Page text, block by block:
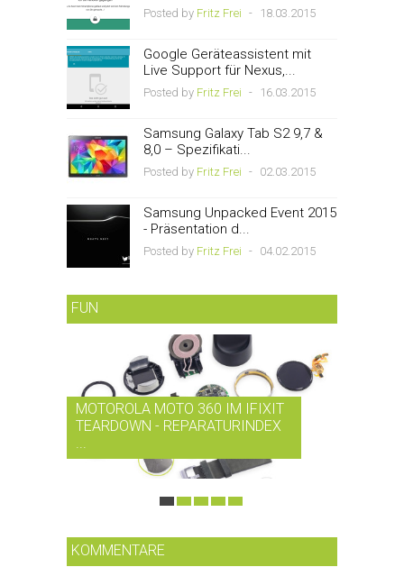
Posted by Fritz Frei - 18.03.2015
Google Geräteassistent mit
Live Support für Nexus,...
Posted by Fritz Frei - 16.03.2015
Samsung Galaxy Tab S2 9,7 &
8,0 – Spezifikati...
Posted by Fritz Frei - 02.03.2015
Samsung Unpacked Event 2015
- Präsentation d...
Posted by Fritz Frei - 04.02.2015
FUN
MOTOROLA MOTO 360 IM IFIXIT
TEARDOWN - REPARATURINDEX
KOMMENTARE